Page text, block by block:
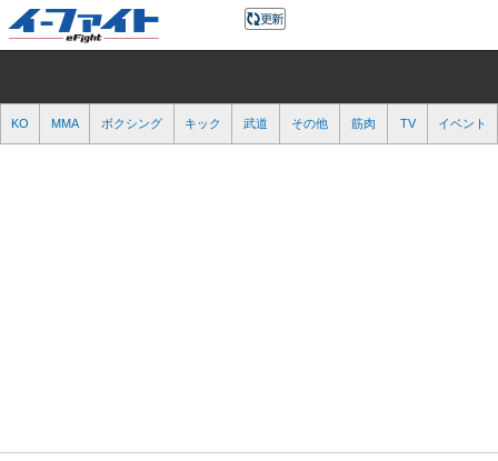
KO MMA ボクシング キック 武道 その他 筋肉 TV イベント